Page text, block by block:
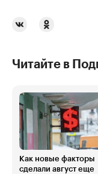
Читайте в
Как новые факторы
сделали август еще